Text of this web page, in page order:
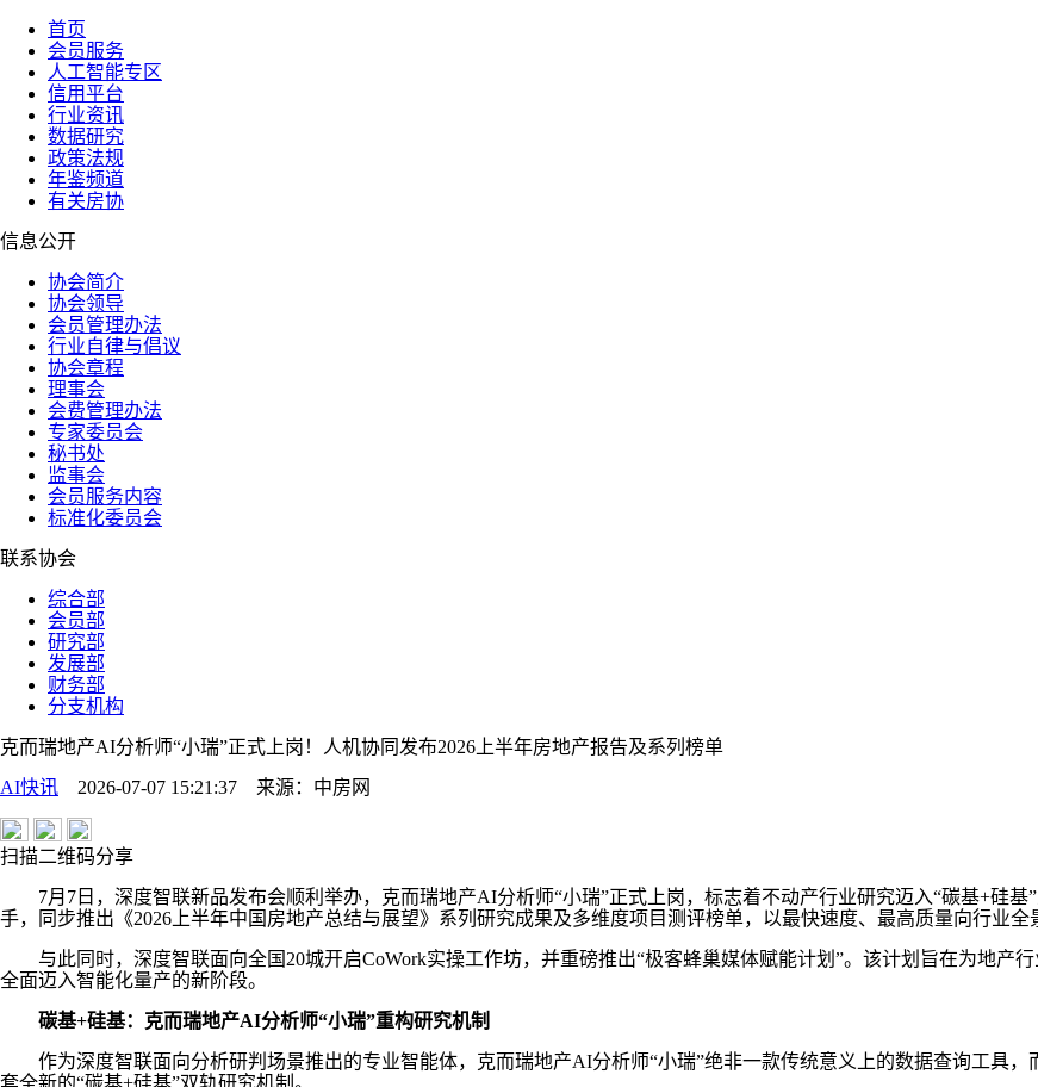
首页
会员服务
人工智能专区
信用平台
行业资讯
数据研究
政策法规
年鉴频道
有关房协
信息公开
协会简介
协会领导
会员管理办法
行业自律与倡议
协会章程
理事会
会费管理办法
专家委员会
秘书处
监事会
会员服务内容
标准化委员会
联系协会
综合部
会员部
研究部
发展部
财务部
分支机构
克而瑞地产AI分析师“小瑞”正式上岗！人机协同发布2026上半年房地产报告及系列榜单
AI快讯 2026-07-07 15:21:37 来源： 中房网
扫描二维码分享
7月7日，深度智联新品发布会顺利举办，克而瑞地产AI分析师“小瑞”正式上岗，标志着不动产行业研究迈入“碳基+硅基
手，同步推出《2026上半年中国房地产总结与展望》系列研究成果及多维度项目测评榜单，以最快速度、最高质量向行业全
与此同时，深度智联面向全国20城开启CoWork实操工作坊，并重磅推出“极客蜂巢媒体赋能计划”。该计划旨在为地产
全面迈入智能化量产的新阶段。
碳基+硅基：克而瑞地产AI分析师“小瑞”重构研究机制
作为深度智联面向分析研判场景推出的专业智能体，克而瑞地产AI分析师“小瑞”绝非一款传统意义上的数据查询工具，
套全新的“碳基+硅基”双轨研究机制。